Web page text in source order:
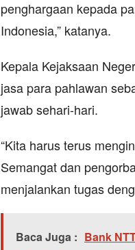
penghargaan kepada
Indonesia,” katanya.
Kepala Kejaksaan
jasa para pahlawan
jawab sehari-hari.
“Kita harus terus
Semangat dan
menjalankan tugas
Baca Juga : Bank